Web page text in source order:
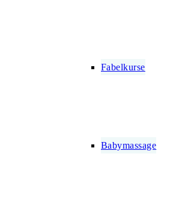
Fabelkurse
Babymassage